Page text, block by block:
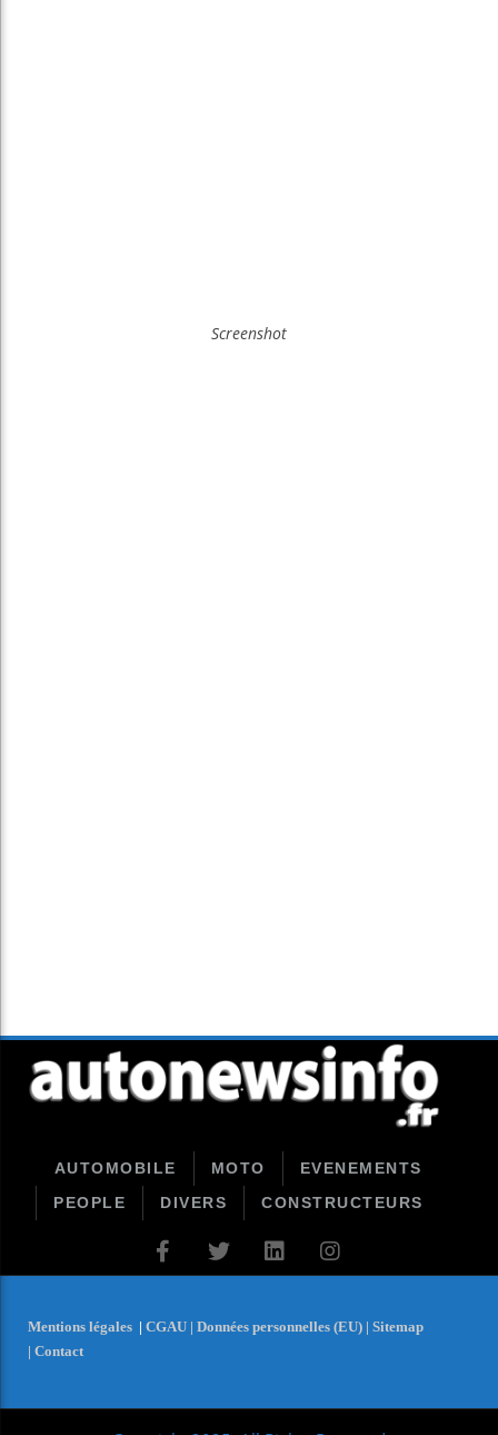
Screenshot
AUTOMOBILE MOTO
EVENEMENTS
PEOPLE
DIVERS CONSTRUCTEURS
Mentions légales | CGAU | Données personnelles (EU) | Sitemap
| Contact